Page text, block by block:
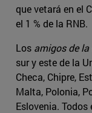
que vetará en el
el 1 % de la RNB.
Los amigos de la
sur y este de la
Checa, Chipre,
Malta, Polonia,
Eslovenia.